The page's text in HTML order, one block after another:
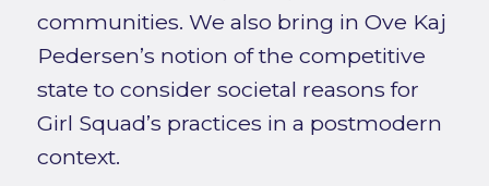
communities. We also bring in Ove Kaj
Pedersen’s notion of the competitive
state to consider societal reasons for
Girl Squad’s practices in a postmodern
context.